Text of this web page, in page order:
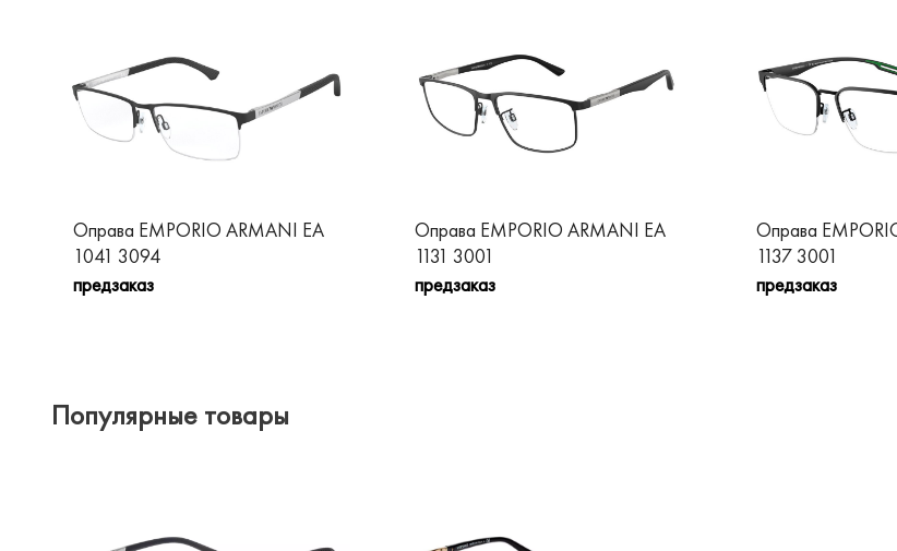
Оправа EMPORIO ARMANI EA
1041 3094
предзаказ
Оправа EMPORIO ARMANI EA
1131 3001
предзаказ
Оправа
1137 3001
предзаказ
Популярные товары